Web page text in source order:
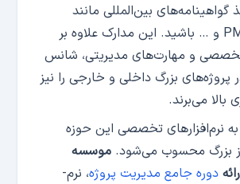
گواهینامه­‌های بین­‌المللی مانند
PMP، RMP، PSP و … باشید. این مدارک علاوه بر
و مهارت­‌های مدیریتی، شانس
پروژه­‌های بزرگ داخلی و خارجی را نیز
می‌­برند.
نرم­‌افزارهای تخصصی این حوزه
بزرگ محسوب می­‌شود.موسسه
دوره‌­ جامع مدیریت پروژه، نرم‌­